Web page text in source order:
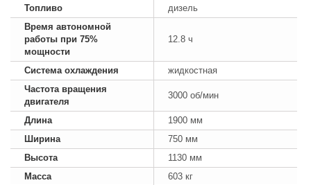
Топливо
дизель
Время автономной
работы при 75%
мощности
12.8 ч
Система охлаждения
жидкостная
Частота вращения
двигателя
3000 об/мин
Длина
1900 мм
Ширина
750 мм
Высота
1130 мм
Масса
603 кг